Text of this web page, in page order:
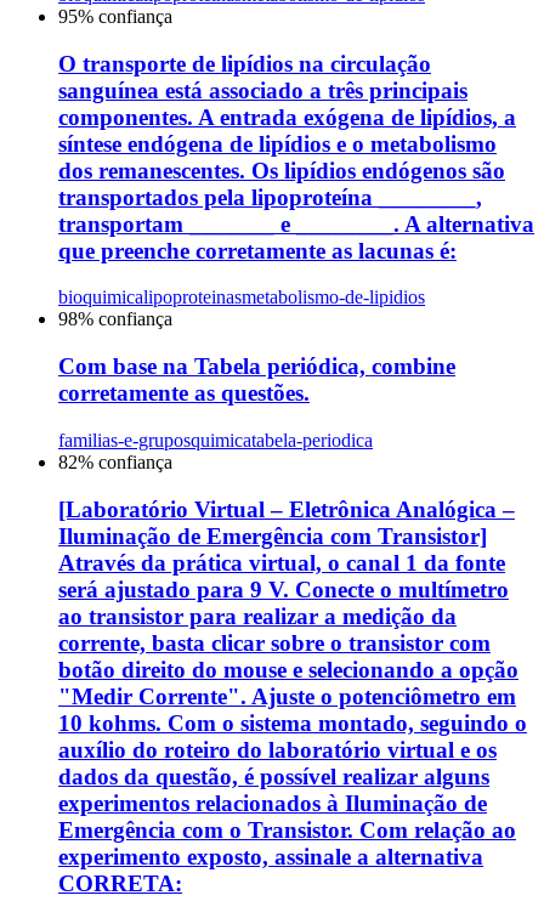
95% confiança
O transporte de lipídios na circulação
sanguínea está associado a três principais
componentes. A entrada exógena de lipídios, a
síntese endógena de lipídios e o metabolismo
dos remanescentes. Os lipídios endógenos são
transportados pela lipoproteína ________,
transportam _______ e ________. A alternativa
que preenche corretamente as lacunas é:
bioquimicalipoproteinasmetabolismo-de-lipidios
98% confiança
Com base na Tabela periódica, combine
corretamente as questões.
familias-e-gruposquimicatabela-periodica
82% confiança
[Laboratório Virtual – Eletrônica Analógica –
Iluminação de Emergência com Transistor]
Através da prática virtual, o canal 1 da fonte
será ajustado para 9 V. Conecte o multímetro
ao transistor para realizar a medição da
corrente, basta clicar sobre o transistor com
botão direito do mouse e selecionando a opção
"Medir Corrente". Ajuste o potenciômetro em
10 kohms. Com o sistema montado, seguindo o
auxílio do roteiro do laboratório virtual e os
dados da questão, é possível realizar alguns
experimentos relacionados à Iluminação de
Emergência com o Transistor. Com relação ao
experimento exposto, assinale a alternativa
CORRETA: